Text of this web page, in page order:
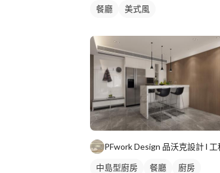
餐廳 美式風
中島型廚房 餐廳 廚房